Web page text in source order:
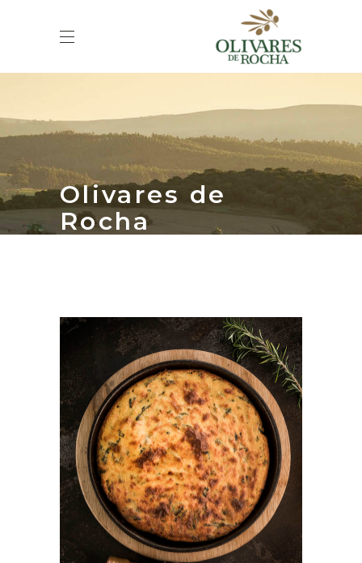
Olivares de
Rocha